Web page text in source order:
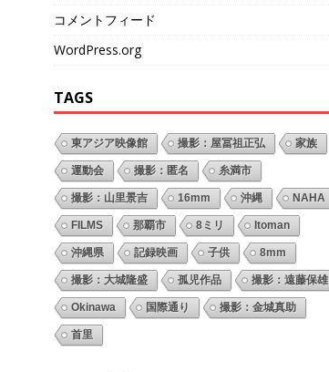
コメントフィード
WordPress.org
TAGS
東アジア映像館 撮影：屋冨祖正弘 家族
運動会 撮影：匿名 糸満市
撮影：山里景吉 16mm 沖縄 NAHA
FILMS 那覇市 8ミリ Itoman
沖縄県 記録映画 子供 8mm
撮影：大城隆盛 孤児作品 撮影：遠藤保雄
Okinawa 国際通り 撮影：金城真助
首里